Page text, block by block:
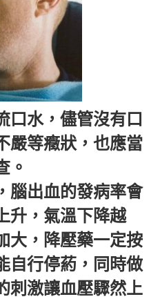
口水，儘管沒有口
嚴等癥狀，也應當
。
腦出血的發病率會
升，氣溫下降越
大，降壓藥一定按
自行停葯，同時做
刺激讓血壓驟然上